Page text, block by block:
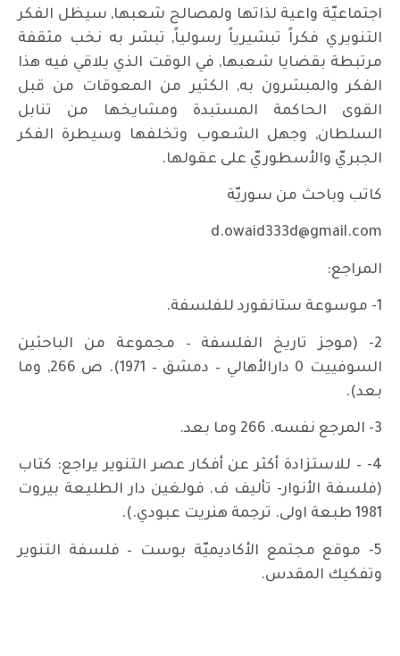
اجتماعيّة واعية لذاتها ولمصالح شعبها, سيظل الفكر
التنويري فكراً تبشيرياً رسولياً, تبشر به نخب مثقفة
مرتبطة بقضايا شعبها, في الوقت الذي يلاقي فيه هذا
الفكر والمبشرون به, الكثير من المعوقات من قبل
القوى الحاكمة المستبدة ومشايخها من تنابل
السلطان, وجهل الشعوب وتخلفها وسيطرة الفكر
الجبريّ والأسطوريّ على عقولها.
كاتب وباحث من سوريّة
d.owaid333d@gmail.com
المراجع:
1- موسوعة ستانفورد للفلسفة.
2- (موجز تاريخ الفلسفة – مجموعة من الباحثين
السوفييت 0 دارالأهالي – دمشق – 1971). ص 266, وما
بعد).
3- المرجع نفسه. 266 وما بعد.
4- – للاستزادة أكثر عن أفكار عصر التنوير يراجع: كتاب
(فلسفة الأنوار- تأليف ف. فولغين دار الطليعة بيروت
1981 طبعة اولى. ترجمة هنريت عبودي.).
5- موقع مجتمع الأكاديميّة بوست – فلسفة التنوير
وتفكيك المقدس.